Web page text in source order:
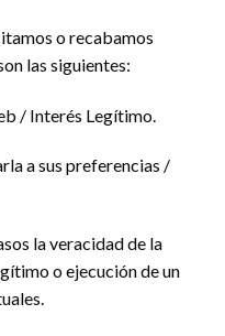
o recabamos
las siguientes:
/ Interés Legítimo.
a sus preferencias /
la veracidad de la
o ejecución de un